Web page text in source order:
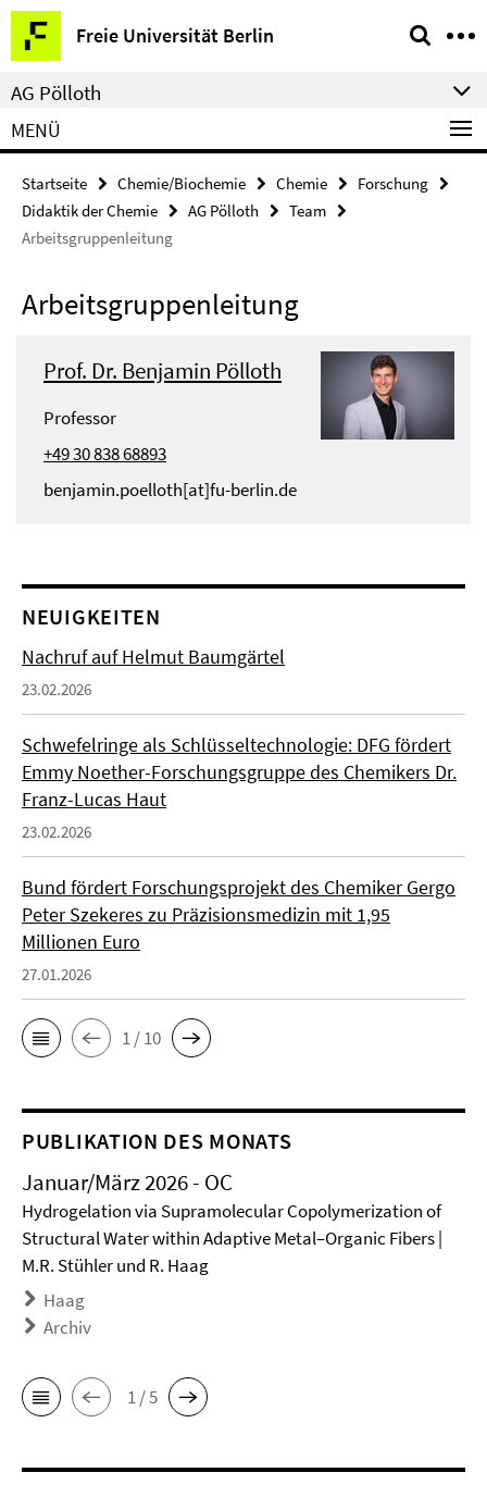
Springe
direkt
zu
Inhalt
Freie Universität Berlin
Service-
Navigation
AG Pölloth
MENÜ
Startseite Chemie/Biochemie Chemie
Forschung
Didaktik der Chemie
AG Pölloth
Team
Arbeitsgruppenleitung
Arbeitsgruppenleitung
Prof. Dr. Benjamin Pölloth
Professor
+49 30 838 68893
benjamin.poelloth[at]fu-berlin.de
NEUIGKEITEN
Nachruf auf Helmut Baumgärtel
23.02.2026
Schwefelringe als Schlüsseltechnologie: DFG fördert
Emmy Noether-Forschungsgruppe des Chemikers Dr.
Franz-Lucas Haut
23.02.2026
Bund fördert Forschungsprojekt des Chemiker Gergo
Peter Szekeres zu Präzisionsmedizin mit 1,95
Millionen Euro
27.01.2026
1 / 10
PUBLIKATION DES MONATS
Januar/März 2026 - OC
Hydrogelation via Supramolecular Copolymerization of
Structural Water within Adaptive Metal–Organic Fibers |
M.R. Stühler und R. Haag
Haag
Archiv
1 / 5